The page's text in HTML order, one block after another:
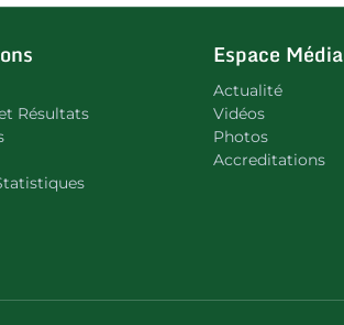
Résultats
Espace Média
Actualité
Vidéos
Photos
Accreditations